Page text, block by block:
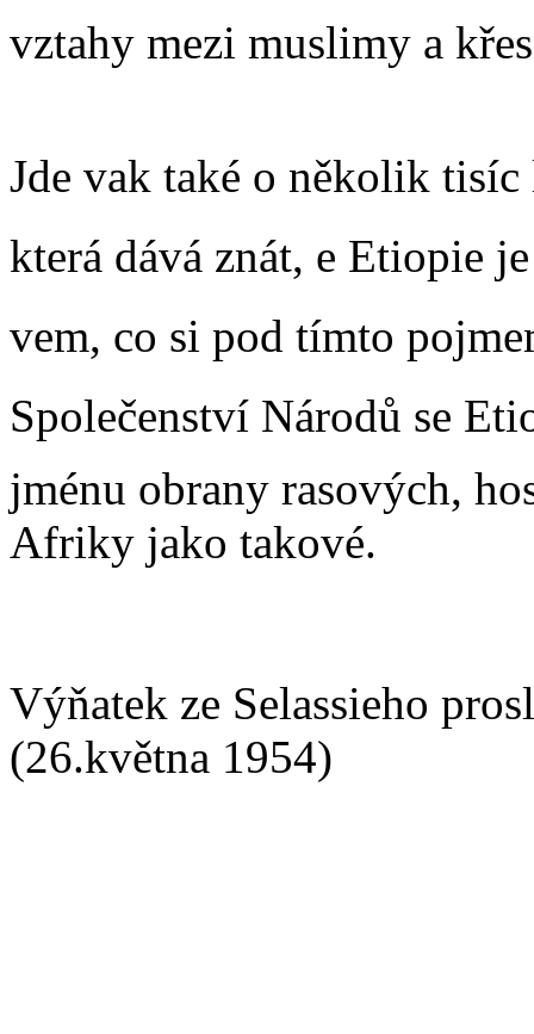
vztahy mezi muslimy a
Jde vak také o několik
která dává znát, e Etiopie
vem, co si pod tímto
Společenství Národů se
jménu obrany rasových,
Afriky jako takové.
Výňatek ze Selassieho
(26.května 1954)